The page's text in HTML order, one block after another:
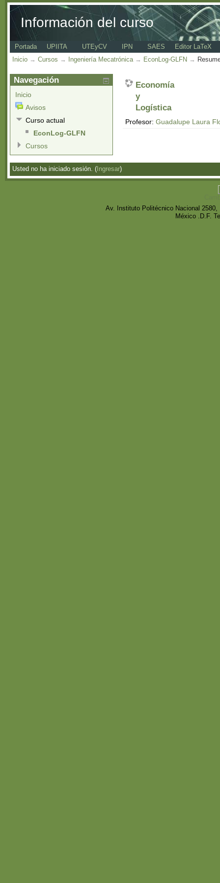
Información del curso
Portada UPIITA UTEyCV IPN SAES
Editor LaTeX
Inicio → Cursos → Ingeniería Mecatrónica → EconLog-GLFN →
Economía
y
Logística
Profesor: Guadalupe Laura
Navegación
Inicio
Avisos
Curso actual
EconLog-GLFN
Cursos
Usted no ha iniciado sesión. (Ingresar)
Av. Instituto Politécnico Nacional
México .D.F.